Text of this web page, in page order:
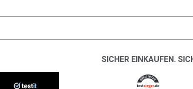
SICHER EINKAUFEN.